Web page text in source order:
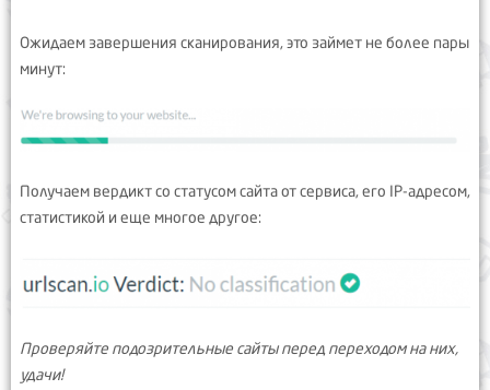
Ожидаем завершения сканирования, это займет не более пары
минут:
Получаем вердикт со статусом сайта от сервиса, его IP-адресом,
статистикой и еще многое другое:
Проверяйте подозрительные сайты перед переходом на них,
удачи!